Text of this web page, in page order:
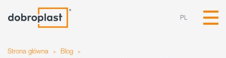
PL
Strona główna » Blog
»